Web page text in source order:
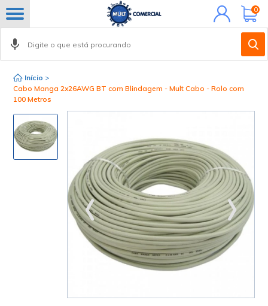
Minha
conta
0
Início >
Cabo Manga 2x26AWG BT com Blindagem - Mult Cabo - Rolo com
100 Metros